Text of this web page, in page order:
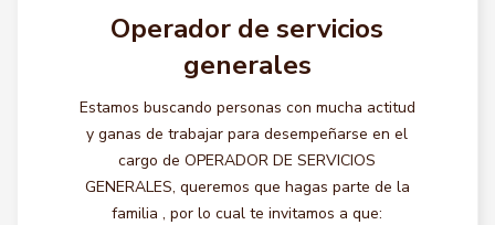
Operador de servicios
generales
Estamos buscando personas con mucha actitud
y ganas de trabajar para desempeñarse en el
cargo de OPERADOR DE SERVICIOS
GENERALES, queremos que hagas parte de la
familia , por lo cual te invitamos a que: